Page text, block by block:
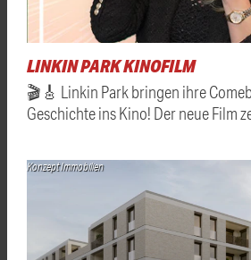
LINKIN PARK KINOFILM
🎬🎸 Linkin Park bringen ihre
Geschichte ins Kino! Der neue Film
Konzept Immobilien